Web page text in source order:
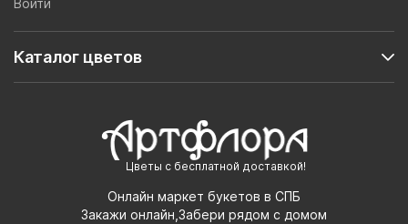
Цветы с бесплатной доставкой!
Онлайн маркет букетов в СПБ
Закажи онлайн,Забери рядом с домом
Войти
Каталог цветов